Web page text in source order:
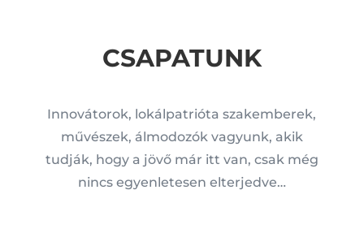
CSAPATUNK
Innovátorok, lokálpatrióta szakemberek,
művészek, álmodozók vagyunk, akik
tudják, hogy a jövő már itt van, csak még
nincs egyenletesen elterjedve…